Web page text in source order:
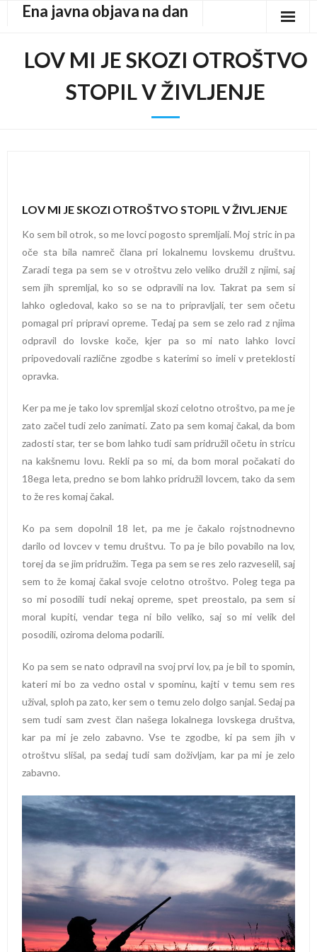
Ena javna objava na dan
LOV MI JE SKOZI OTROŠTVO
STOPIL V ŽIVLJENJE
LOV MI JE SKOZI OTROŠTVO STOPIL V ŽIVLJENJE
Ko sem bil otrok, so me lovci pogosto spremljali. Moj stric in pa
oče sta bila namreč člana pri lokalnemu lovskemu društvu.
Zaradi tega pa sem se v otroštvu zelo veliko družil z njimi, saj
sem jih spremljal, ko so se odpravili na lov. Takrat pa sem si
lahko ogledoval, kako so se na to pripravljali, ter sem očetu
pomagal pri pripravi opreme. Tedaj pa sem se zelo rad z njima
odpravil do lovske koče, kjer pa so mi nato lahko lovci
pripovedovali različne zgodbe s katerimi so imeli v preteklosti
opravka.
Ker pa me je tako lov spremljal skozi celotno otroštvo, pa me je
zato začel tudi zelo zanimati. Zato pa sem komaj čakal, da bom
zadosti star, ter se bom lahko tudi sam pridružil očetu in stricu
na kakšnemu lovu. Rekli pa so mi, da bom moral počakati do
18ega leta, predno se bom lahko pridružil lovcem, tako da sem
to že res komaj čakal.
Ko pa sem dopolnil 18 let, pa me je čakalo rojstnodnevno
darilo od lovcev v temu društvu. To pa je bilo povabilo na lov,
torej da se jim pridružim. Tega pa sem se res zelo razveselil, saj
sem to že komaj čakal svoje celotno otroštvo. Poleg tega pa
so mi posodili tudi nekaj opreme, spet preostalo, pa sem si
moral kupiti, vendar tega ni bilo veliko, saj so mi velik del
posodili, oziroma deloma podarili.
Ko pa sem se nato odpravil na svoj prvi lov, pa je bil to spomin,
kateri mi bo za vedno ostal v spominu, kajti v temu sem res
užival, sploh pa zato, ker sem o temu zelo dolgo sanjal. Sedaj pa
sem tudi sam zvest član našega lokalnega lovskega društva,
kar pa mi je zelo zabavno. Vse te zgodbe, ki pa sem jih v
otroštvu slišal, pa sedaj tudi sam doživljam, kar pa mi je zelo
zabavno.